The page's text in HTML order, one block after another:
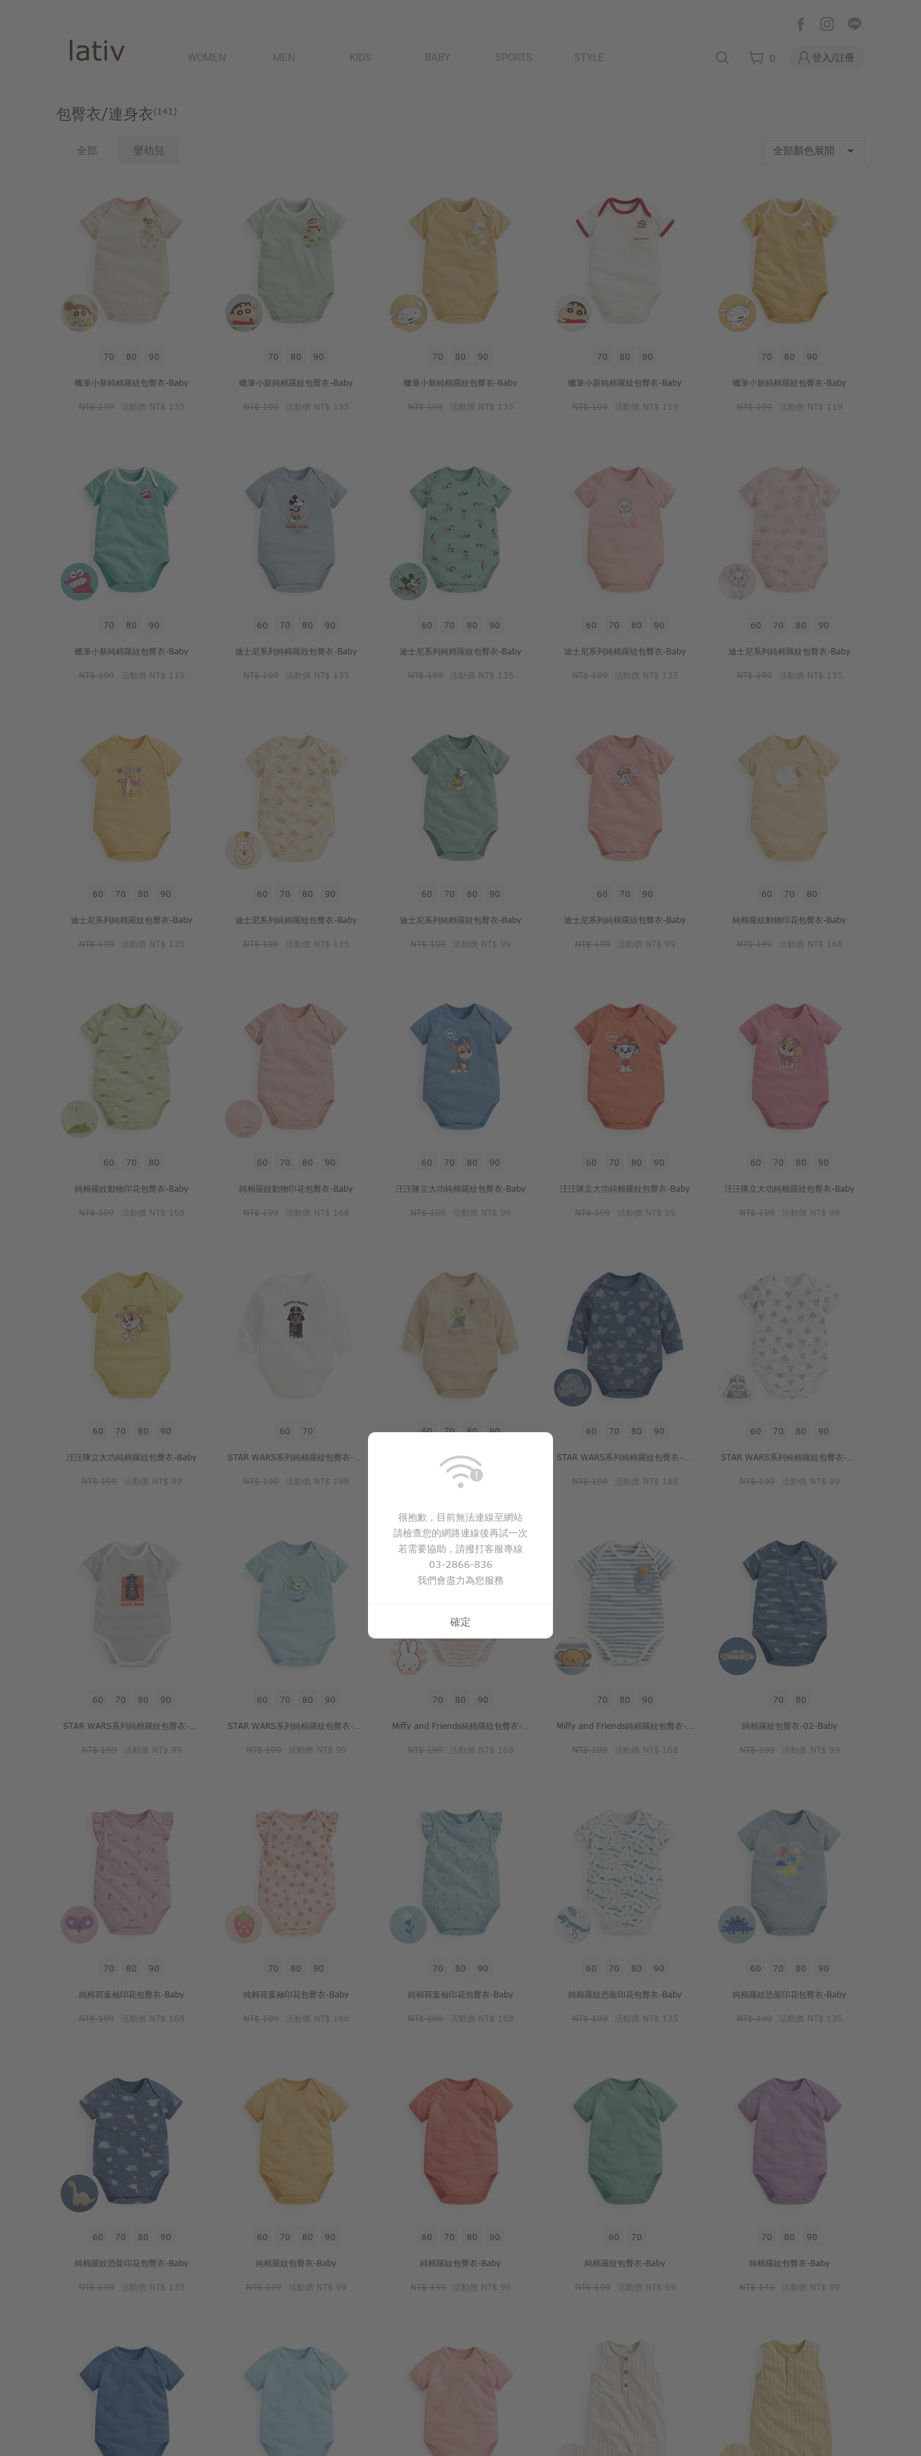
WOMEN MEN KIDS BABY SPORTS STYLE 0 登入/註冊
包臀衣/連身衣(141)
全部 嬰幼兒 全部顏色展開
70 80 90
蠟筆小新純棉羅紋包臀衣-Baby
NT$ 199 活動價 NT$ 135
70 80 90
蠟筆小新純棉羅紋包臀衣-Baby
NT$ 199 活動價 NT$ 135
70 80 90
蠟筆小新純棉羅紋包臀衣-Baby
NT$ 199 活動價 NT$ 135
70 80 90
蠟筆小新純棉羅紋包臀衣-Baby
NT$ 199 活動價 NT$ 119
70 80 90
蠟筆小新純棉羅紋包臀衣-Baby
NT$ 199 活動價 NT$ 119
70 80 90
蠟筆小新純棉羅紋包臀衣-Baby
NT$ 199 活動價 NT$ 119
60 70 80 90
迪士尼系列純棉羅紋包臀衣-Baby
NT$ 199 活動價 NT$ 135
60 70 80 90
迪士尼系列純棉羅紋包臀衣-Baby
NT$ 199 活動價 NT$ 135
60 70 80 90
迪士尼系列純棉羅紋包臀衣-Baby
NT$ 199 活動價 NT$ 135
60 70 80 90
迪士尼系列純棉羅紋包臀衣-Baby
NT$ 199 活動價 NT$ 135
60 70 80 90
迪士尼系列純棉羅紋包臀衣-Baby
NT$ 199 活動價 NT$ 135
60 70 80 90
迪士尼系列純棉羅紋包臀衣-Baby
NT$ 199 活動價 NT$ 135
60 70 80 90
迪士尼系列純棉羅紋包臀衣-Baby
NT$ 199 活動價 NT$ 99
60 70 90
迪士尼系列純棉羅紋包臀衣-Baby
NT$ 199 活動價 NT$ 99
60 70 80
純棉羅紋動物印花包臀衣-Baby
NT$ 199 活動價 NT$ 168
60 70 80
純棉羅紋動物印花包臀衣-Baby
NT$ 199 活動價 NT$ 168
60 70 80 90
純棉羅紋動物印花包臀衣-Baby
NT$ 199 活動價 NT$ 168
60 70 80 90
汪汪隊立大功純棉羅紋包臀衣-Baby
NT$ 199 活動價 NT$ 99
60 70 80 90
汪汪隊立大功純棉羅紋包臀衣-Baby
NT$ 199 活動價 NT$ 99
60 70 80 90
汪汪隊立大功純棉羅紋包臀衣-Baby
NT$ 199 活動價 NT$ 99
60 70 80 90
汪汪隊立大功純棉羅紋包臀衣-Baby
NT$ 199 活動價 NT$ 99
60 70
NT$ 190 活動價 NT$ 188
60 70 80 90
活動價 NT$ 188
60 70 80 90
NT$ 190 活動價 NT$ 188
60 70 80 90
NT$ 199 活動價 NT$ 99
60 70 80 90
NT$ 199 活動價 NT$ 99
60 70 80 90
NT$ 199 活動價 NT$ 99
70 80 90
NT$ 199 活動價 NT$ 168
70 80 90
NT$ 199 活動價 NT$ 168
70 80
純棉羅紋包臀衣-02-Baby
NT$ 199 活動價 NT$ 99
70 80 90
純棉荷葉袖印花包臀衣-Baby
NT$ 199 活動價 NT$ 168
70 80 90
純棉荷葉袖印花包臀衣-Baby
NT$ 199 活動價 NT$ 168
70 80 90
純棉荷葉袖印花包臀衣-Baby
NT$ 199 活動價 NT$ 168
60 70 80 90
純棉羅紋恐龍印花包臀衣-Baby
NT$ 199 活動價 NT$ 135
60 70 80 90
純棉羅紋恐龍印花包臀衣-Baby
NT$ 199 活動價 NT$ 135
60 70 80 90
純棉羅紋恐龍印花包臀衣-Baby
NT$ 199 活動價 NT$ 135
60 70 80 90
純棉羅紋包臀衣-Baby
NT$ 149 活動價 NT$ 99
60 70 80 90
純棉羅紋包臀衣-Baby
NT$ 149 活動價 NT$ 99
60 70
純棉羅紋包臀衣-Baby
NT$ 149 活動價 NT$ 99
70 80 90
純棉羅紋包臀衣-Baby
NT$ 149 活動價 NT$ 99
很抱歉，目前無法連線至網站
請檢查您的網路連線後再試一次
若需要協助，請撥打客服專線
03-2866-836
我們會盡力為您服務
確定